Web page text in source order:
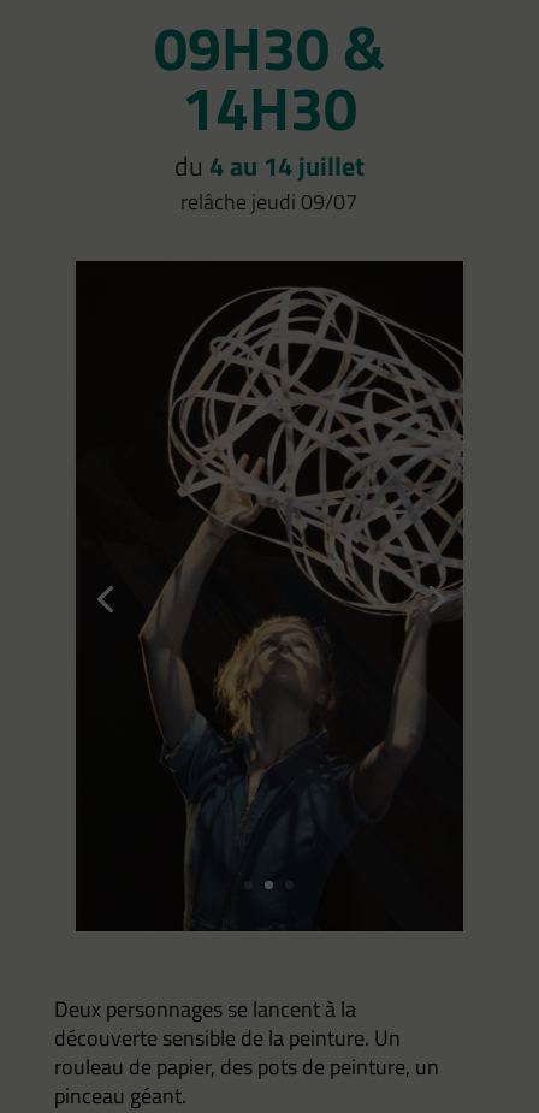
09H30 &
14H30
du 4 au 14 juillet
relâche jeudi 09/07
Deux personnages se lancent à la
découverte sensible de la peinture. Un
rouleau de papier, des pots de peinture, un
pinceau géant.